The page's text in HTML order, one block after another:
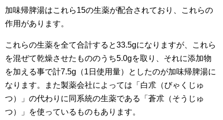
加味帰脾湯はこれら15の生薬が配合されており、これらの
作用があります。
これらの生薬を全て合計すると33.5gになりますが、これら
を混ぜて乾燥させたもののうち5.0gを取り、それに添加物
を加える事で計7.5g（1日使用量）としたのが加味帰脾湯に
なります。また製薬会社によっては「白朮（びゃくじゅ
つ）」の代わりに同系統の生薬である「蒼朮（そうじゅ
つ）」を使っているものもあります。